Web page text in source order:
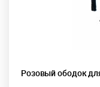
Розовый ободок